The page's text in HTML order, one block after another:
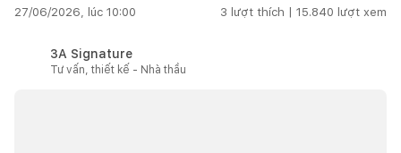
27/06/2026, lúc 10:00 3 lượt thích | 15.840 lượt xem
3A Signature
Tư vấn, thiết kế - Nhà thầu